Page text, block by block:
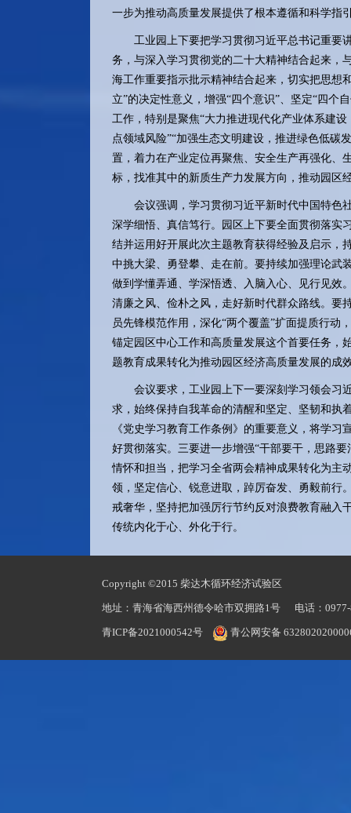
一步为推动高质量发展提供了根本遵循和科学指
工业园上下要把学习贯彻习近平总书记重要
务，与深入学习贯彻党的二十大精神结合起来，
海工作重要指示批示精神结合起来，切实把思想
立”的决定性意义，增强“四个意识”、坚定“四个
工作，特别是聚焦“大力推进现代化产业体系建
点领域风险”“加强生态文明建设，推进绿色低碳
置，着力在产业定位再聚焦、安全生产再强化、
标，找准其中的新质生产力发展方向，推动园区
会议强调，学习贯彻习近平新时代中国特色
深学细悟、真信笃行。园区上下要全面贯彻落实
结并运用好开展此次主题教育获得经验及启示，
中挑大梁、勇登攀、走在前。要持续加强理论武
做到学懂弄通、学深悟透、入脑入心、见行见效
清廉之风、俭朴之风，走好新时代群众路线。要
员先锋模范作用，深化“两个覆盖”扩面提质行动
锚定园区中心工作和高质量发展这个首要任务，
题教育成果转化为推动园区经济高质量发展的成
会议要求，工业园上下一要深刻学习领会习
求，始终保持自我革命的清醒和坚定、坚韧和执
《党史学习教育工作条例》的重要意义，将学
好贯彻落实。三要进一步增强“干部要干，思路
情怀和担当，把学习全省两会精神成果转化为主
领，坚定信心、锐意进取，踔厉奋发、勇毅前行
戒奢华，坚持把加强厉行节约反对浪费教育融入
传统内化于心、外化于行。
Copyright ©2015 柴达木循环经济试验区
地址：青海省海西州德令哈市双拥路1号 电话：
青ICP备2021000542号 青公网安备